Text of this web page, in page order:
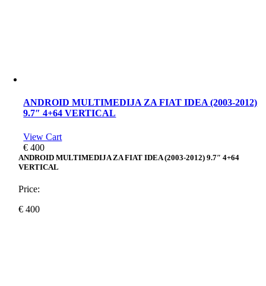
ANDROID MULTIMEDIJA ZA FIAT IDEA (2003-2012)
9.7″ 4+64 VERTICAL
View Cart
€ 400
ANDROID MULTIMEDIJA ZA FIAT IDEA (2003-2012) 9.7″ 4+64
VERTICAL
Price:
€ 400